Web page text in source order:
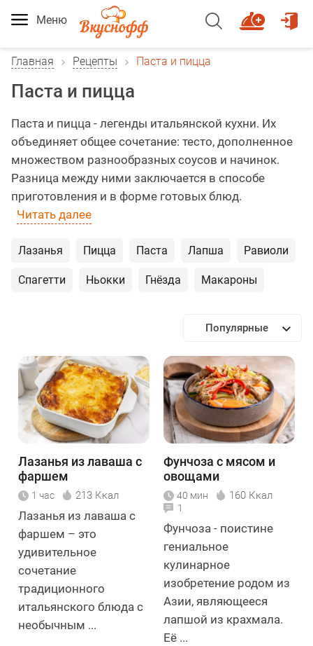
Меню
Главная Рецепты Паста и пицца
Паста и пицца
Паста и пицца - легенды итальянской кухни. Их
объединяет общее сочетание: тесто, дополненное
множеством разнообразных соусов и начинок.
Разница между ними заключается в способе
приготовления и в форме готовых блюд.
Читать далее
Лазанья Пицца Паста Лапша Равиоли
Спагетти Ньокки Гнёзда Макароны
Популярные
Лазанья из лаваша с
фаршем
1 час 213 Ккал
Лазанья из лаваша с
фаршем – это
удивительное
сочетание
традиционного
итальянского блюда с
необычным ...
Фунчоза с мясом и
овощами
40 мин 160 Ккал
1
Фунчоза - поистине
гениальное
кулинарное
изобретение родом из
Азии, являющееся
лапшой из крахмала.
Её ...